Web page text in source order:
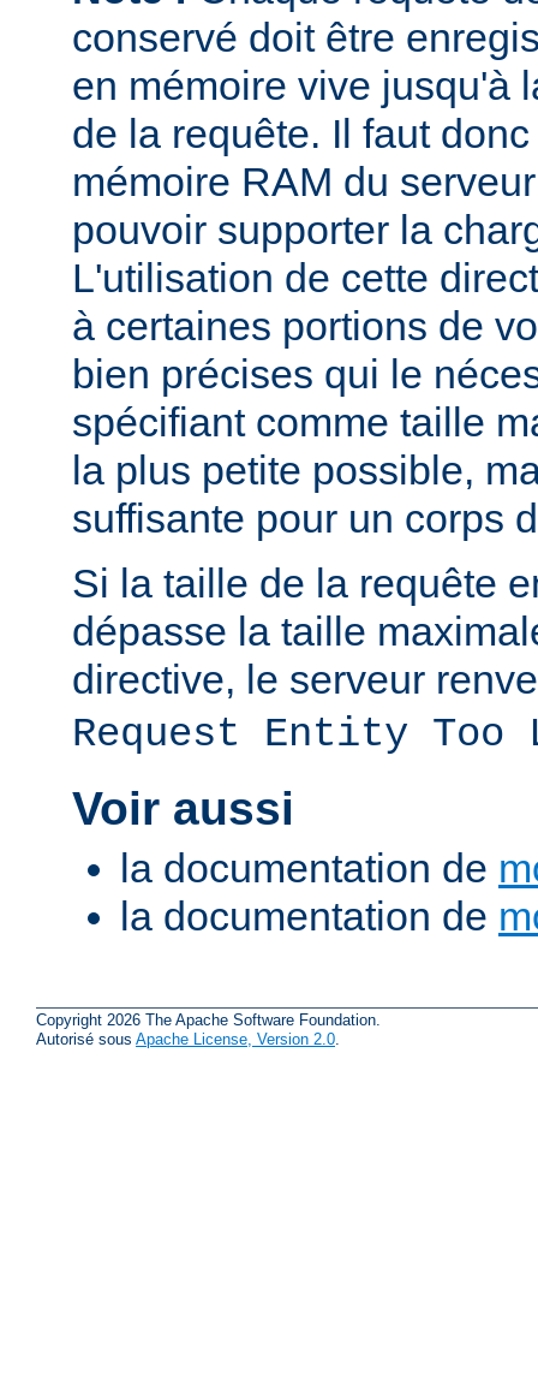
conservé doit être
en mémoire vive jusqu'à
de la requête. Il faut
mémoire RAM du
pouvoir supporter la
L'utilisation de cette
à certaines portions de
bien précises qui le
spécifiant comme taille
la plus petite possible,
suffisante pour un corps
Si la taille de la requête
dépasse la taille
directive, le serveur
Request Entity Too
Voir aussi
la documentation de
la documentation de
Copyright 2026 The Apache Software Foundation.
Autorisé sous Apache License, Version 2.0.